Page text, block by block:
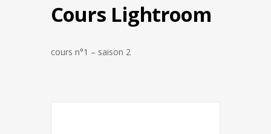
Cours Lightroom
cours n°1 – saison 2